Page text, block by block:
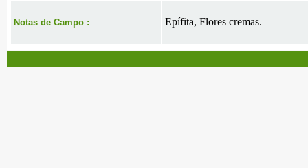
Notas de Campo : Epífita, Flores cremas.